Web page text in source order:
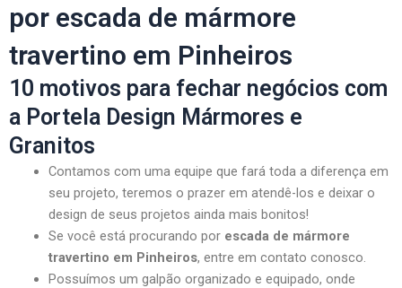
por escada de mármore
travertino em Pinheiros
10 motivos para fechar negócios com
a Portela Design Mármores e
Granitos
Contamos com uma equipe que fará toda a diferença em
seu projeto, teremos o prazer em atendê-los e deixar o
design de seus projetos ainda mais bonitos!
Se você está procurando por escada de mármore
travertino em Pinheiros, entre em contato conosco.
Possuímos um galpão organizado e equipado, onde